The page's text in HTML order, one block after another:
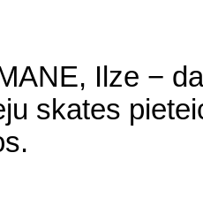
Ilze −
skates